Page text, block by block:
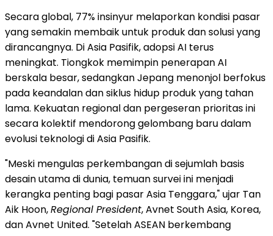
Secara global, 77% insinyur melaporkan kondisi pasar
yang semakin membaik untuk produk dan solusi yang
dirancangnya. Di Asia Pasifik, adopsi AI terus
meningkat. Tiongkok memimpin penerapan AI
berskala besar, sedangkan Jepang menonjol berfokus
pada keandalan dan siklus hidup produk yang tahan
lama. Kekuatan regional dan pergeseran prioritas ini
secara kolektif mendorong gelombang baru dalam
evolusi teknologi di Asia Pasifik.
"Meski mengulas perkembangan di sejumlah basis
desain utama di dunia, temuan survei ini menjadi
kerangka penting bagi pasar Asia Tenggara," ujar Tan
Aik Hoon,Regional President, Avnet South Asia, Korea,
dan Avnet United. "Setelah ASEAN berkembang